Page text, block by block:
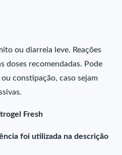
ou diarreia leve. Reações
doses recomendadas. Pode
constipação, caso sejam
Fresh
foi utilizada na descrição